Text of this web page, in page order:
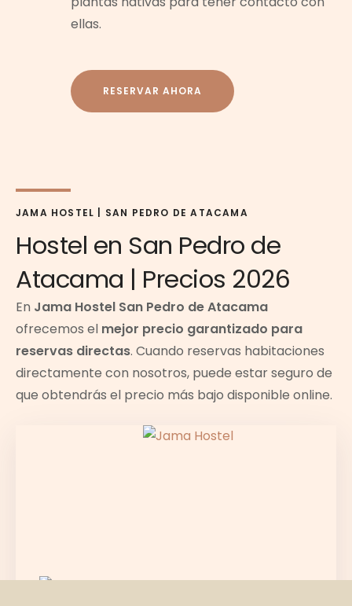
ellas.
RESERVAR AHORA
JAMA HOSTEL | SAN PEDRO DE ATACAMA
Hostel en San Pedro de
Atacama | Precios 2026
En Jama Hostel San Pedro de Atacama
ofrecemos el mejor precio garantizado para
reservas directas. Cuando reservas habitaciones
directamente con nosotros, puede estar seguro de
que obtendrás el precio más bajo disponible online.